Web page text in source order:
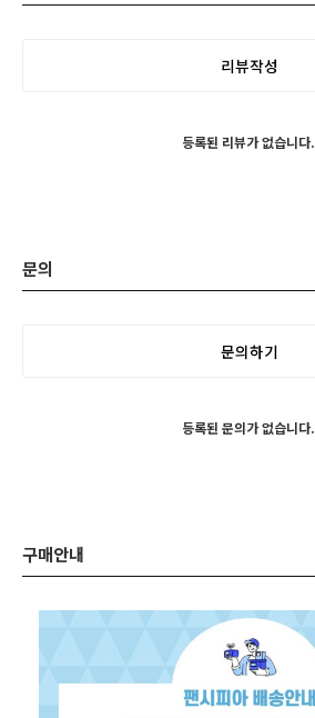
리뷰작성
등록된 리뷰가 없습니다.
문의
문의하기
등록된 문의가 없습니다.
구매안내